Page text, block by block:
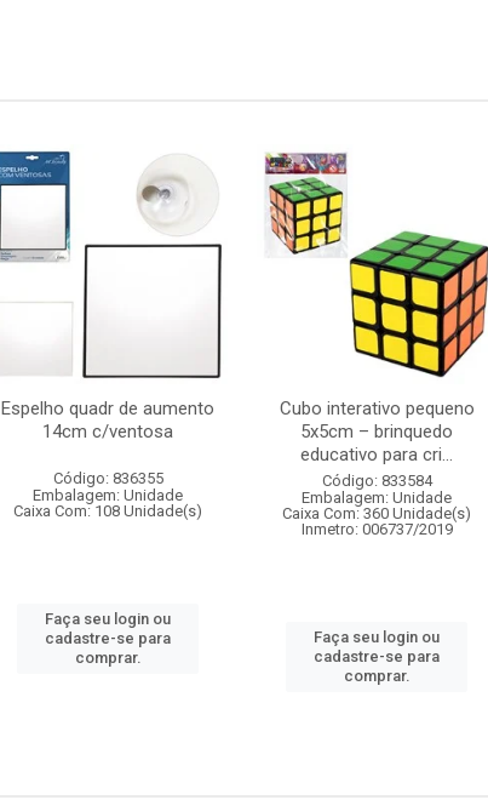
Espelho quadr de aumento
14cm c/ventosa
Código: 836355
Embalagem: Unidade
Caixa Com: 108 Unidade(s)
Faça seu login ou
cadastre-se para
comprar.
Cubo interativo pequeno
5x5cm – brinquedo
educativo para cri...
Código: 833584
Embalagem: Unidade
Caixa Com: 360 Unidade(s)
Inmetro: 006737/2019
Faça seu login ou
cadastre-se para
comprar.